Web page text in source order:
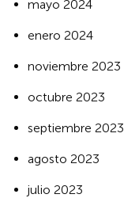
mayo 2024
enero 2024
noviembre 2023
octubre 2023
septiembre 2023
agosto 2023
julio 2023